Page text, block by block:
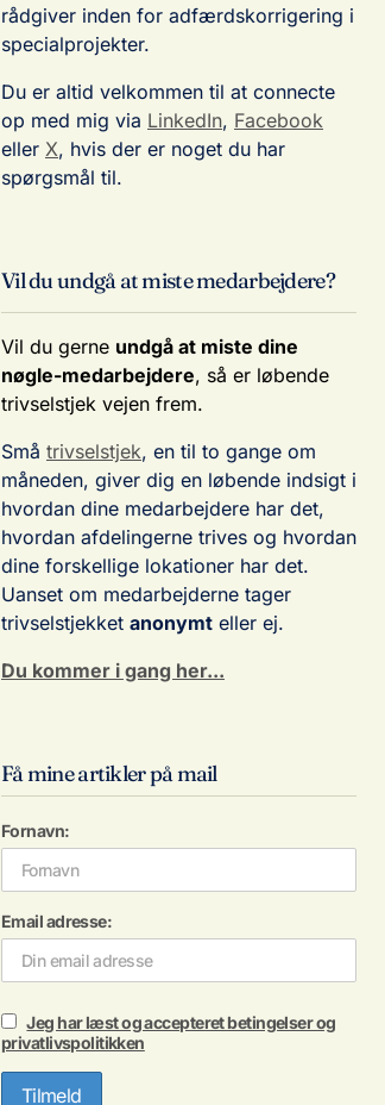
rådgiver inden for adfærdskorrigering i
specialprojekter.
Du er altid velkommen til at connecte
op med mig via LinkedIn, Facebook
eller X, hvis der er noget du har
spørgsmål til.
Vil du undgå at miste medarbejdere?
Vil du gerne undgå at miste dine
nøgle-medarbejdere, så er løbende
trivselstjek vejen frem.
Små trivselstjek, en til to gange om
måneden, giver dig en løbende indsigt i
hvordan dine medarbejdere har det,
hvordan afdelingerne trives og hvordan
dine forskellige lokationer har det.
Uanset om medarbejderne tager
trivselstjekket anonymt eller ej.
Du kommer i gang her...
Få mine artikler på mail
Fornavn:
Email adresse:
Jeg har læst og accepteret betingelser og
privatlivspolitikken